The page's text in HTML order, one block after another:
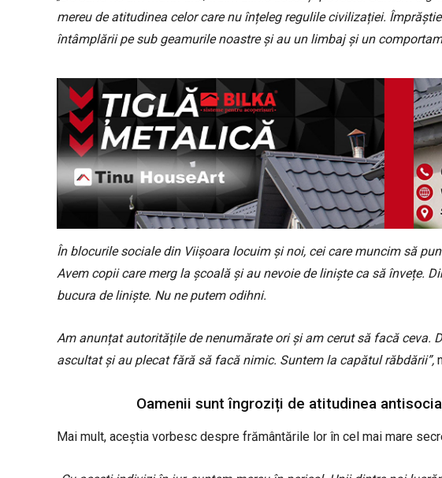
mereu de atitudinea celor care nu înțeleg regulile civilizației.
întâmplării pe sub geamurile noastre și au un limbaj și un
În blocurile sociale din Viișoara locuim și noi, cei care muncim să
Avem copii care merg la școală și au nevoie de liniște ca să învețe.
bucura de liniște. Nu ne putem odihni.
Am anunțat autoritățile de nenumărate ori și am cerut să facă ceva.
ascultat și au plecat fără să facă nimic. Suntem la capătul răbdării”,
Oamenii sunt îngroziți de atitudinea
Mai mult, aceștia vorbesc despre frământările lor în cel mai mare